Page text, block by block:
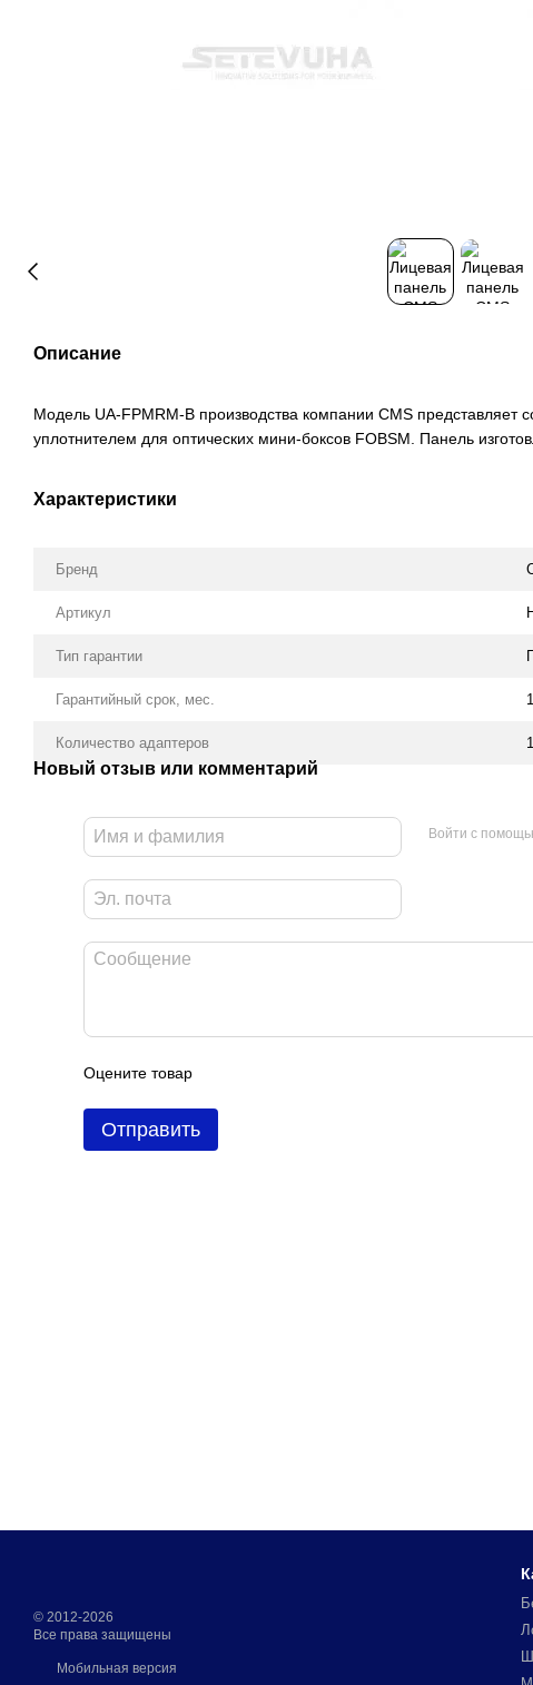
Описание
Модель UA-FPMRM-B производства компании CMS представляет
уплотнителем для оптических мини-боксов FOBSM. Панель
Характеристики
Бренд
Артикул
Тип гарантии
Гарантийный срок, мес.
Количество адаптеров
Новый отзыв или комментарий
Войти с
Оцените товар
Отправить
© 2012-2026
Все права защищены
Мобильная версия